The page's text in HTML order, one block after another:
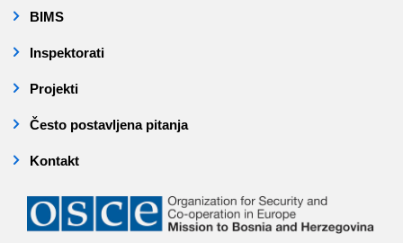
BIMS
Inspektorati
Projekti
Često postavljena pitanja
Kontakt